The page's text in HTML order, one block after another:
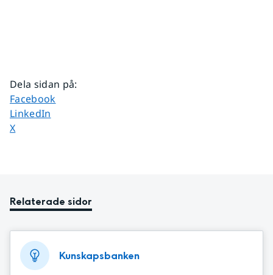
Dela sidan på:
Dela sidan på
Facebook
Dela sidan på
LinkedIn
Dela sidan på
X
Relaterade sidor
Kunskapsbanken